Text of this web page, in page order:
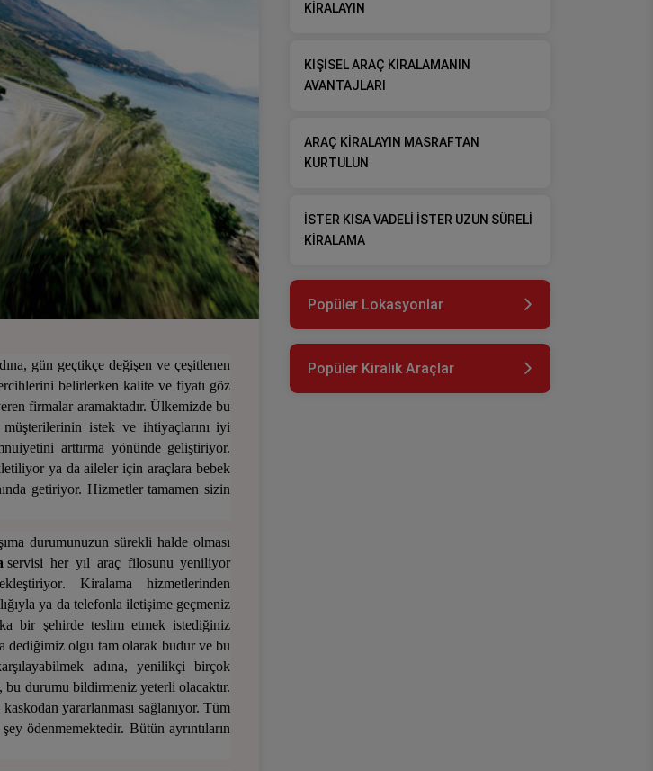
gün geçtikçe değişen ve çeşitlenen
belirlerken kalite ve fiyatı göz
firmalar aramaktadır. Ülkemizde bu
müşterilerinin istek ve ihtiyaçlarını iyi
arttırma yönünde geliştiriyor.
ya da aileler için araçlara bebek
getiriyor. Hizmetler tamamen sizin
durumunuzun sürekli halde olması
servisi her yıl araç filosunu yeniliyor
. Kiralama hizmetlerinden
ya da telefonla iletişime geçmeniz
bir şehirde teslim etmek istediğiniz
dediğimiz olgu tam olarak budur ve bu
adına, yenilikçi birçok
bu durumu bildirmeniz yeterli olacaktır.
yararlanması sağlanıyor. Tüm
ödenmemektedir. Bütün ayrıntıların
KİRALAYIN
KİŞİSEL ARAÇ KİRALAMANIN
AVANTAJLARI
ARAÇ KİRALAYIN MASRAFTAN
KURTULUN
İSTER KISA VADELİ İSTER UZUN SÜRELİ
KİRALAMA
Popüler Lokasyonlar
Popüler Kiralık Araçlar